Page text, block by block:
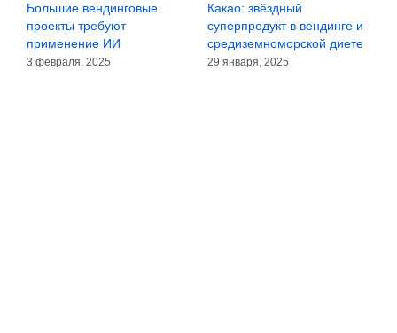
Большие вендинговые
проекты требуют
применение ИИ
3 февраля, 2025
Какао: звёздный
суперпродукт в вендинге и
средиземноморской диете
29 января, 2025